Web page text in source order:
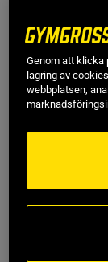
X-small
SKU #13481-005R |
Endurance
Genom att klicka
lagring av
webbplatsen,